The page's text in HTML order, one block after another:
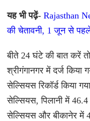
यह भी पढ़ें- Rajasthan
की चेतावनी, 1 जून से पहले
बीते 24 घंटे की बात करें
श्रीगंगानगर में दर्ज किया
सेल्सियस रिकॉर्ड किया
सेल्सियस, पिलानी में
सेल्सियस और बीकानेर में